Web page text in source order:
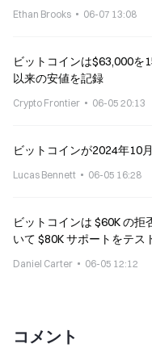
Ethan Brooks 06-07 13:08
ビットコインは$63,000を
以来の安値を記録
Crypto Frontier 06-05 20:13
ビットコインが2024年10
Lucas Bennett 06-05 16:28
ビットコインは $60K の拒否の後、トレンドラインのブレイクに続
いて $80K サポートを
Daniel Carter 06-05 12:12
コメント